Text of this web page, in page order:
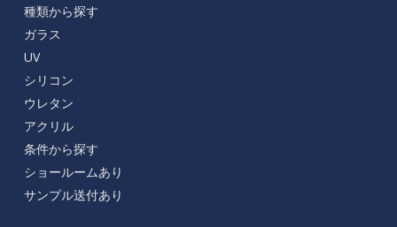
種類から探す
ガラス
UV
シリコン
ウレタン
アクリル
条件から探す
ショールームあり
サンプル送付あり